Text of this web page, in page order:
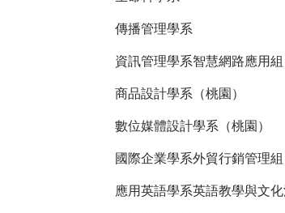
傳播管理學系
資訊管理學系智慧網路應用組
商品設計學系（桃園）
數位媒體設計學系（桃園）
國際企業學系外貿行銷管理
應用英語學系英語教學與文